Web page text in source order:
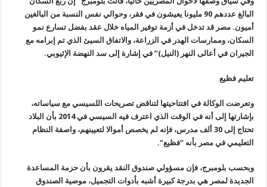
البالغ عددهم 90 مليونا يعيشون في فقر، وحوالي نفس النسبة من البالغين
أميون. مصر قد تدخل في أزمة توفير المياه خلال عقد بفضل تسارع نمو
السكان، وممارسات الهدر في الزراعة، والاتفاق السيئ الذي تم إبرامه مع
الجيران في أعالى النهر (النيل)” في إشارة إلى سد النهضة الإثيوبي.
تعليم فظيع
وتعرضت الوكالة في افتتاحيتها لتناقض تصريحات اللسيسي مع سياساته،
بإشارتها إلى أنه في الوقت الذي اعترف فيه السيسي في 2014 بأن البلاد
تحتاج إلى 30 ألف مدرس، فإنه لم يخصص أموالا لتعيينهم، واصفة النظام
التعليمي في مصر بأنه “فظيع“.
وبحسب بلومبرج، فإن مسؤولي صندوق النقد يقرون بأن حزمة المساعدة
الجديدة لمصر هي بدرجة كبيرة أشبه بأدوات التجميل، موصية الصندوق